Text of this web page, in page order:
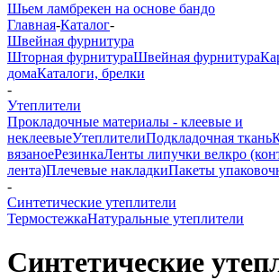
Шьем ламбрекен на основе бандо
Главная-Каталог-
Швейная фурнитура
Шторная фурнитураШвейная фурнитура
домаКаталоги, брелки
-
Утеплители
Прокладочные материалы - клеевые и
неклеевыеУтеплителиПодкладочная ткань
вязаноеРезинкаЛенты липучки велкро
лента)Плечевые накладкиПакеты
-
Синтетические утеплители
ТермостежкаНатуральные утеплители
Синтетические